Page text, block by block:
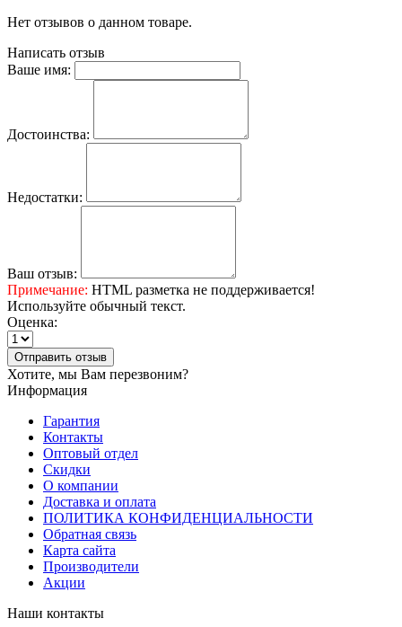
Нет отзывов о данном товаре.
Написать отзыв
Ваше имя:
Достоинства:
Недостатки:
Ваш отзыв:
Примечание: HTML разметка не поддерживается!
Используйте обычный текст.
Оценка:
Отправить отзыв
Хотите, мы Вам перезвоним?
Информация
Гарантия
Контакты
Оптовый отдел
Скидки
О компании
Доставка и оплата
ПОЛИТИКА КОНФИДЕНЦИАЛЬНОСТИ
Обратная связь
Карта сайта
Производители
Акции
Наши контакты